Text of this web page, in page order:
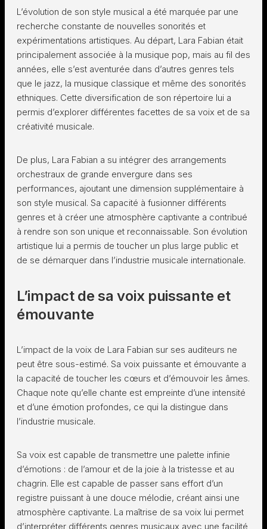
L’évolution de son style musical a été marquée par une
recherche constante de nouvelles sonorités et
expérimentations artistiques. Au départ, Lara Fabian était
principalement associée à la musique pop, mais au fil des
années, elle s’est aventurée dans d’autres genres tels
que le jazz, la musique classique et même des sonorités
ethniques. Cette diversification de son répertoire lui a
permis d’explorer différentes facettes de sa voix et de sa
créativité musicale.
De plus, Lara Fabian a su intégrer des arrangements
orchestraux de grande envergure dans ses
performances, ajoutant une dimension supplémentaire à
son style musical. Sa capacité à fusionner différents
genres et à créer une atmosphère captivante a contribué
à rendre son son unique et reconnaissable. Son évolution
artistique lui a permis de toucher un plus large public et
de se démarquer dans l’industrie musicale internationale.
L’impact de sa voix puissante et
émouvante
L’impact de la voix de Lara Fabian sur ses auditeurs ne
peut être sous-estimé. Sa voix puissante et émouvante a
la capacité de toucher les cœurs et d’émouvoir les âmes.
Chaque note qu’elle chante est empreinte d’une intensité
et d’une émotion profondes, ce qui la distingue dans
l’industrie musicale.
Sa voix est capable de transmettre une palette infinie
d’émotions : de l’amour et de la joie à la tristesse et au
chagrin. Elle est capable de passer sans effort d’un
registre puissant à une douce mélodie, créant ainsi une
atmosphère captivante. La maîtrise de sa voix lui permet
d’interpréter différents genres musicaux avec une facilité